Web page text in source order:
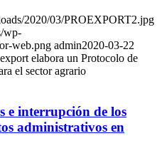
2020/03/PROEXPORT2.jpg
wp-
web.png admin2020-03-22
elabora un Protocolo de
el sector agrario
e interrupción de los
administrativos en